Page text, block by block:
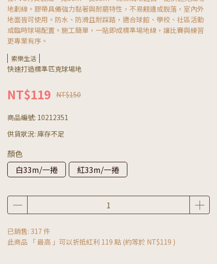
地劃線。膠帶具備強力黏著與耐磨特性，不易翹邊或脫落，室內外
地面皆可使用。防水、防滑且耐踩踏，適合球館、學校、社區活動
或臨時球場配置。施工簡單，一貼即成標準場地線，讓比賽與練習
更專業有序。
索樂生活
快速打造標準匹克球場地
NT$119 NT$150
商品編號: 10212351
供貨狀況: 庫存不足
顏色
白33m/一捲
紅33m/一捲
已銷售: 317 件
此商品 「 最高 」可以折抵紅利 119 點 (約等於 NT$119 )